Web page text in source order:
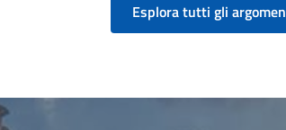
Esplora tutti gli